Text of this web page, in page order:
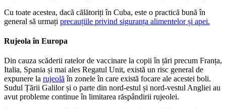
Cu toate acestea, dacă călătoriți în Cuba, este o practică bună în
general să urmați precauțiile privind siguranța alimentelor și apei.
Rujeola în Europa
Din cauza scăderii ratelor de vaccinare la copii în țări precum Franța,
Italia, Spania și mai ales Regatul Unit, există un risc general de
expunere la rujeolăîn zonele în care există focare ale acestei boli.
Sudul Țării Galilor și o parte din nord-estul și nord-vestul Angliei au
avut probleme continue în limitarea răspândirii rujeolei.